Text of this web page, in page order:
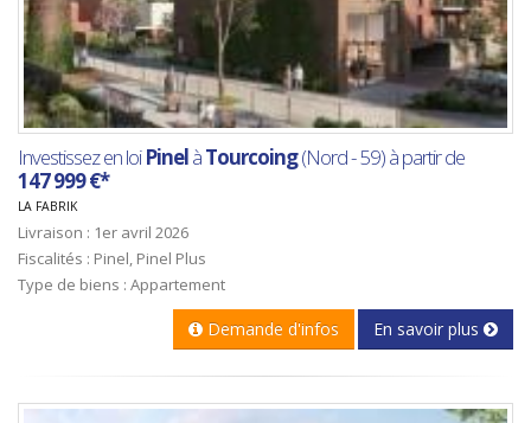
Investissez en loiPinelàTourcoing(Nord - 59) à partir de
147 999 €*
LA FABRIK
Livraison : 1er avril 2026
Fiscalités : Pinel, Pinel Plus
Type de biens : Appartement
Demande d'infos En savoir plus